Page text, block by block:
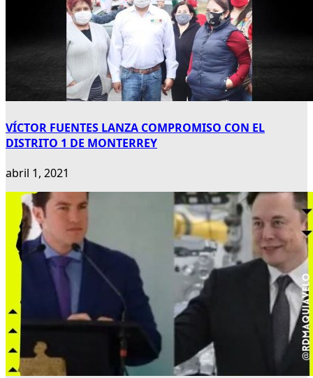
VÍCTOR FUENTES LANZA COMPROMISO CON EL
DISTRITO 1 DE MONTERREY
abril 1, 2021